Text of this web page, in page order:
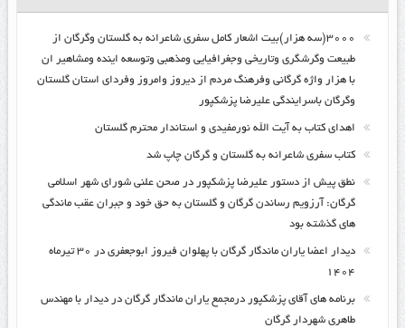
۳۰۰۰(سه هزار)بیت اشعار کامل سفری شاعرانه به گلستان وگرگان از
طبیعت وگرشگری وتاریخی وجغرافیایی ومذهبی وتوسعه اینده ومشاهیر ان
با هزار واژه گرگانی وفرهنگ مردم از دیروز وامروز وفردای استان گلستان
وگرگان باسرایندگی علیرضا پزشکپور
اهدای کتاب به آیت الله نورمفیدی و استاندار محترم گلستان
کتاب سفری شاعرانه به گلستان و گرگان چاپ شد
نطق پیش از دستور علیرضا پزشکپور در صحن علنی شورای شهر اسلامی
گرگان: آرزویم رساندن گرگان و گلستان به حق خود و جبران عقب ماندگی
های گذشته بود
دیدار اعضا یاران ماندگار گرگان با پهلوان فیروز ابوجعفری در ۳۰ تیرماه
۱۴۰۴
برنامه های آقای پزشکپور درمجمع یاران ماندگار گرگان در دیدار با مهندس
طاهری شهردار گرگان